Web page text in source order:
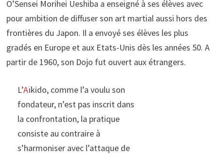
O’Sensei Morihei Ueshiba a enseigné à ses élèves avec
pour ambition de diffuser son art martial aussi hors des
frontières du Japon. Il a envoyé ses élèves les plus
gradés en Europe et aux Etats-Unis dès les années 50. A
partir de 1960, son Dojo fut ouvert aux étrangers.
L’Aïkido, comme l’a voulu son
fondateur, n’est pas inscrit dans
la confrontation, la pratique
consiste au contraire à
s’harmoniser avec l’attaque de